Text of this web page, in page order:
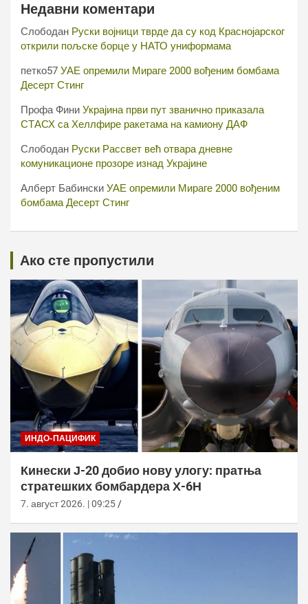
Недавни коментари
Слободан Руски војници тврде да су код Краснојарског
открили пољске борце у НАТО униформама
петко57 УАЕ опремили Мираге 2000 вођеним бомбама
Десерт Стинг
Профа Фини Украјина први пут званично приказала
СТАСХ са Хеллфире ракетама на камиону ДАФ
Слободан Руски Рассвет већ отвара дневне
комуникационе прозоре изнад Украјине
Алберт Бабински УАЕ опремили Мираге 2000 вођеним
бомбама Десерт Стинг
Ако сте пропустили
ИНДО-ПАЦИФИК
Кинески Ј-20 добио нову улогу: пратња
стратешких бомбардера Х-6Н
7. август 2026. | 09:25